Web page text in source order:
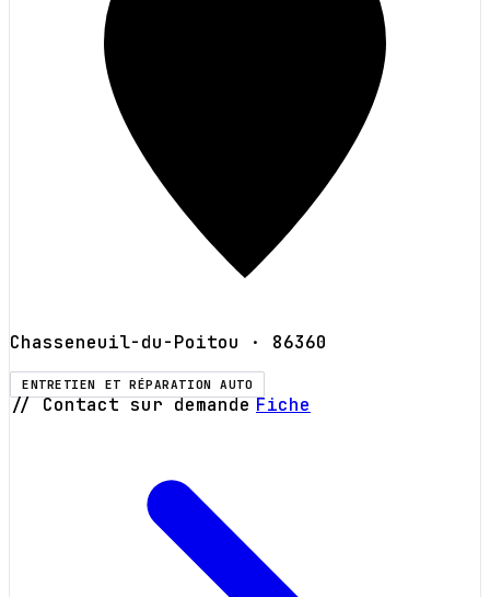
Chasseneuil-du-Poitou · 86360
ENTRETIEN ET RÉPARATION AUTO
// Contact sur demande Fiche